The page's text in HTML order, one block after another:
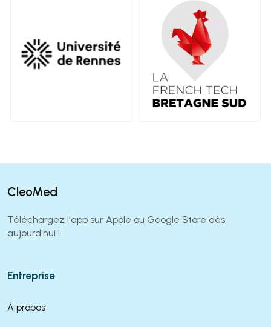
CleoMed
Téléchargez l'app sur Apple ou Google Store dès
aujourd'hui !
Entreprise
À propos